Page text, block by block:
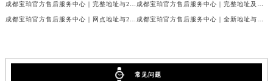
成都宝珀官方售后服务中心｜完整地址与24小时售后热线权威信息公示（2026年7月最新） 成都宝珀官方售后服务中心｜完整地址及服务热线权威信息公示（2026年7月最新）
成都宝珀官方售后服务中心｜网点地址与24小时服务电话权威信息公示（2026年7月最新） 成都宝珀官方售后服务中心｜全新地址与官方售后热线权威信息公示（2026年7月最新）
常见问题